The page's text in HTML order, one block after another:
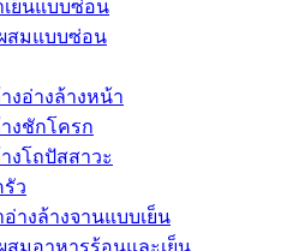
ย็นแบบซ่อน
สมแบบซ่อน
งอ่างล้างหน้า
งชักโครก
งโถปัสสาวะ
ว
างล้างจานแบบเย็น
สมอาหารร้อนและเย็น